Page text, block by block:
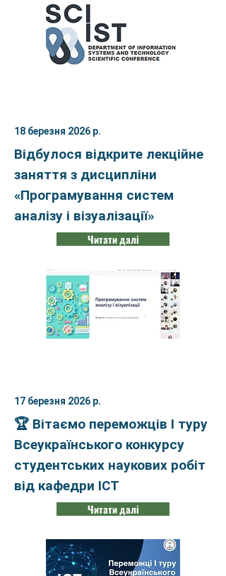
18 березня 2026 р.
Відбулося відкрите лекційне
заняття з дисципліни
«Програмування систем
аналізу і візуалізації»
Читати далі
17 березня 2026 р.
🏆 Вітаємо переможців І туру
Всеукраїнського конкурсу
студентських наукових робіт
від кафедри ІСТ
Читати далі